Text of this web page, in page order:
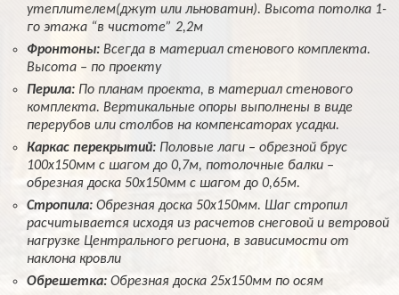
утеплителем(джут или льноватин). Высота потолка 1-
го этажа “в чистоте” 2,2м
Фронтоны: Всегда в материал стенового комплекта.
Высота – по проекту
Перила: По планам проекта, в материал стенового
комплекта. Вертикальные опоры выполнены в виде
перерубов или столбов на компенсаторах усадки.
Каркас перекрытий: Половые лаги – обрезной брус
100х150мм с шагом до 0,7м, потолочные балки –
обрезная доска 50х150мм с шагом до 0,65м.
Стропила: Обрезная доска 50х150мм. Шаг стропил
расчитывается исходя из расчетов снеговой и ветровой
нагрузке Центрального региона, в зависимости от
наклона кровли
Обрешетка: Обрезная доска 25х150мм по осям